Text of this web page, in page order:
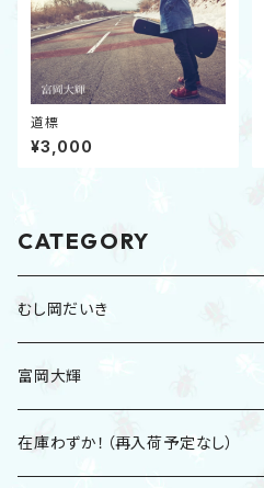
道標
¥3,000
CATEGORY
むし岡だいき
2026夏グッズ
2025冬グッズ
富岡大輝
CD
在庫わずか！（再入荷予定なし）